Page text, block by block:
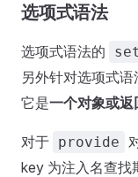
选项式语法
选项式语法的
另外针对选项式
它是一个对象或
对于 provide
key 为注入名查找